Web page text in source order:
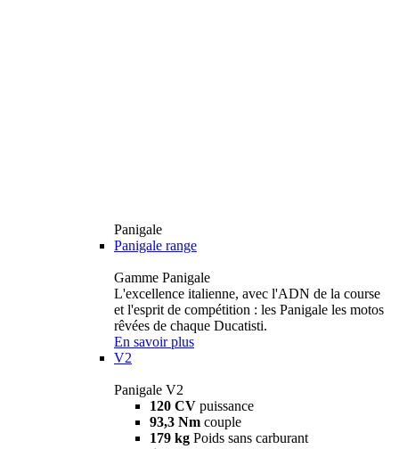
Panigale
Panigale range
Gamme Panigale
L'excellence italienne, avec l'ADN de la course
et l'esprit de compétition : les Panigale les motos
rêvées de chaque Ducatisti.
En savoir plus
V2
Panigale V2
120 CV puissance
93,3 Nm couple
179 kg Poids sans carburant